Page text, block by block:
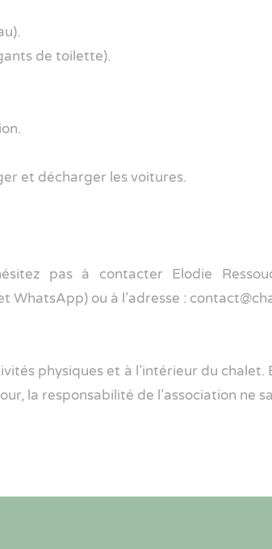
de toilette).
et décharger les voitures.
pas à contacter Elodie
WhatsApp) ou à l’adresse :
physiques et à l’intérieur du chalet.
la responsabilité de l’association ne